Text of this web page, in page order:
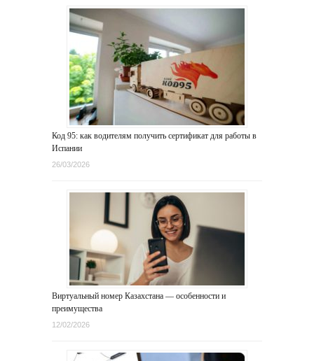
Код 95: как водителям получить сертификат для работы в
Испании
26/03/2026
Виртуальный номер Казахстана — особенности и
преимущества
12/02/2026